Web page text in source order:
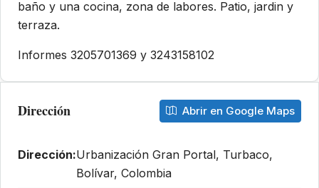
baño y una cocina, zona de labores. Patio, jardin y
terraza.
Informes 3205701369 y 3243158102
Dirección Abrir en Google Maps
Dirección:Urbanización Gran Portal, Turbaco,
Bolívar, Colombia